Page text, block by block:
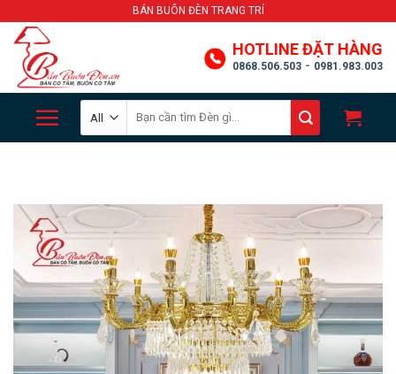
content
BÁN BUÔN ĐÈN TRANG TRÍ
HOTLINE ĐẶT HÀNG
0868.506.503 - 0981.983.003
for: